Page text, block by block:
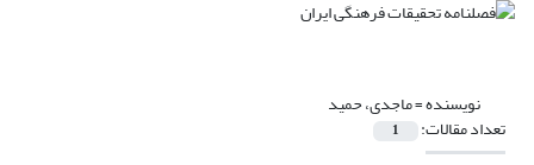
نویسنده =ماجدی، حمید
تعداد مقالات: 1